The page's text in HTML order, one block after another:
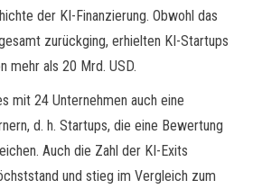
der KI-Finanzierung. Obwohl das
zurückging, erhielten KI-Startups
mehr als 20 Mrd. USD.
mit 24 Unternehmen auch eine
d. h. Startups, die eine Bewertung
Auch die Zahl der KI-Exits
und stieg im Vergleich zum